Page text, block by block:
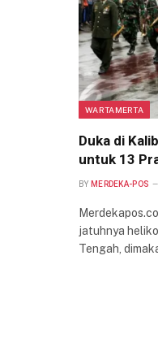
WARTAMERTA
Duka di
untuk 13
BY MERDEKA-POS
jatuhnya
Tengah,